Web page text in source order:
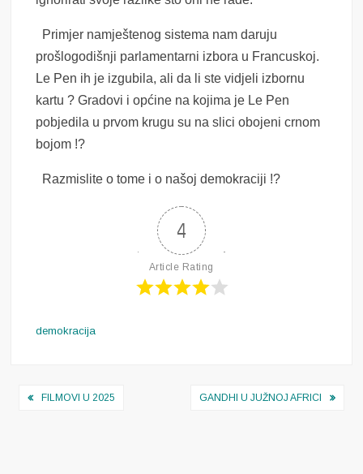
Primjer namještenog sistema nam daruju
prošlogodišnji parlamentarni izbora u Francuskoj.
Le Pen ih je izgubila, ali da li ste vidjeli izbornu
kartu ? Gradovi i općine na kojima je Le Pen
pobjedila u prvom krugu su na slici obojeni crnom
bojom !?
Razmislite o tome i o našoj demokraciji !?
4
Article Rating
demokracija
Navigacija
FILMOVI U 2025 GANDHI U JUŽNOJ AFRICI